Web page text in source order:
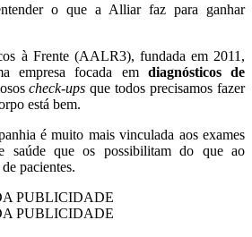
o que a Alliar faz para ganhar
à Frente (AALR3), fundada em 2011,
empresa focada em diagnósticos de
check-ups que todos precisamos fazer
está bem.
é muito mais vinculada aos exames
saúde que os possibilitam do que ao
pacientes.
PUBLICIDADE
PUBLICIDADE